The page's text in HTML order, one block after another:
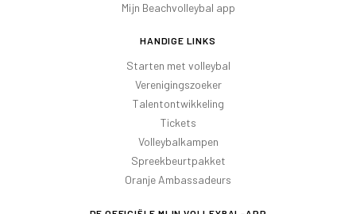
Mijn Beachvolleybal app
HANDIGE LINKS
Starten met volleybal
Verenigingszoeker
Talentontwikkeling
Tickets
Volleybalkampen
Spreekbeurtpakket
Oranje Ambassadeurs